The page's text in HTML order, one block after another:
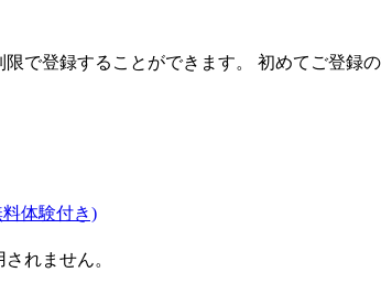
で登録することができます。 初めてご登録
体験付き)
れません。